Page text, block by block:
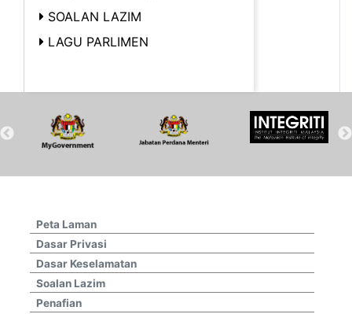
SOALAN LAZIM
LAGU PARLIMEN
Peta Laman
Dasar Privasi
Dasar Keselamatan
Soalan Lazim
Penafian